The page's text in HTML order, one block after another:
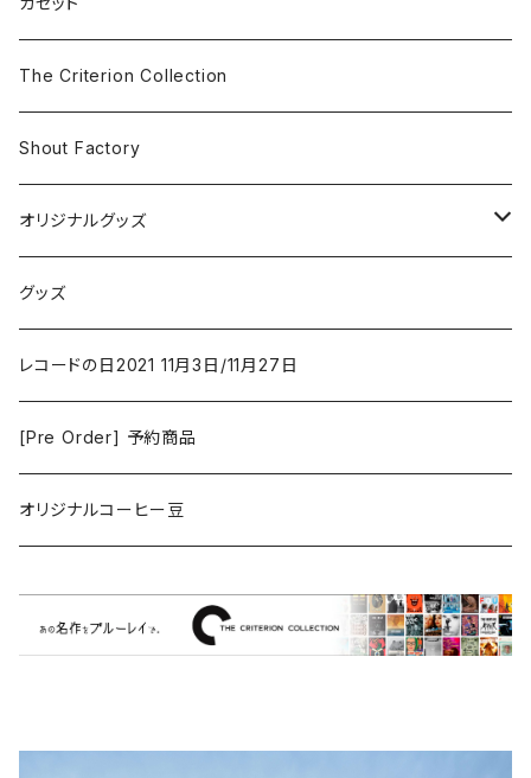
ドラマ/ロマンス
アクション/クライム
コメディ
ファンタジー/アドベンチャー
アニメーション
ゲーム
ミュージカル/音楽/ドキュメンタリー/コンピ
MARVEL・DC
The Smiths
Iron and Wine
Grouper
Bill Callahan
細野晴臣
Classical
Electronic & Ambient
New Order
Jazz
The Criterion Collection
Shout Factory
オリジナルグッズ
コーヒー
洋服
グッズ
レコードの日2021 11月3日/11月27日
[Pre Order] 予約商品
オリジナルコーヒー豆